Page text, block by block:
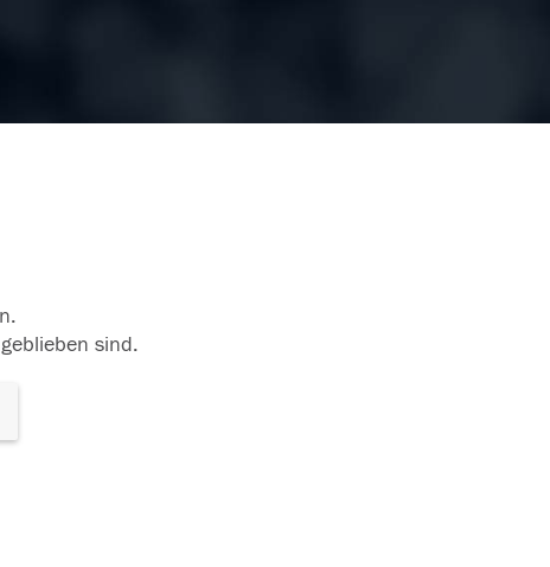
sind.